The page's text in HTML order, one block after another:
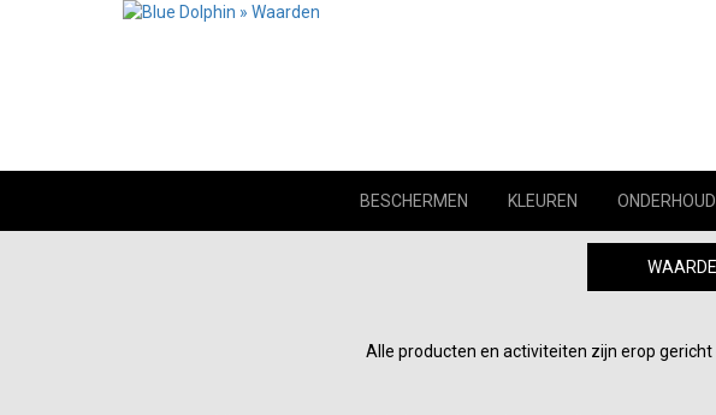
BESCHERMEN KLEUREN ONDERHOUD
Alle producten en activiteiten zijn erop